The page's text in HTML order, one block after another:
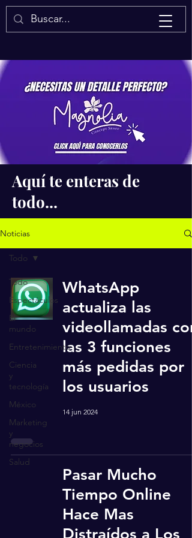
Isaac Quintal
Aquí te enteras de
todo...
Noticias
Todo
Espectáculos
El
mundo
Entretenimiento
Ciencia
y
tecnología
México
Marketing
y
negocios
Salud
Todo
WhatsApp
actualiza las
videollamadas con
las 3 funciones
más pedidas por
los usuarios
14 jun 2024
Pasar Mucho
Tiempo Online
Hace Mas
Distraídos a Los